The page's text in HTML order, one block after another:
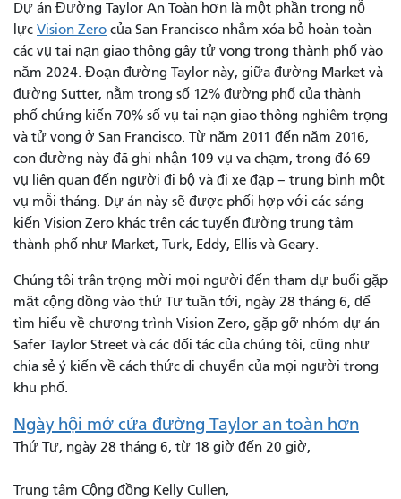
Dự án Đường Taylor An Toàn hơn là một phần trong nỗ
lực Vision Zero của San Francisco nhằm xóa bỏ hoàn toàn
các vụ tai nạn giao thông gây tử vong trong thành phố vào
năm 2024. Đoạn đường Taylor này, giữa đường Market và
đường Sutter, nằm trong số 12% đường phố của thành
phố chứng kiến ​​70% số vụ tai nạn giao thông nghiêm trọng
và tử vong ở San Francisco. Từ năm 2011 đến năm 2016,
con đường này đã ghi nhận 109 vụ va chạm, trong đó 69
vụ liên quan đến người đi bộ và đi xe đạp – trung bình một
vụ mỗi tháng. Dự án này sẽ được phối hợp với các sáng
kiến ​​Vision Zero khác trên các tuyến đường trung tâm
thành phố như Market, Turk, Eddy, Ellis và Geary.
Chúng tôi trân trọng mời mọi người đến tham dự buổi gặp
mặt cộng đồng vào thứ Tư tuần tới, ngày 28 tháng 6, để
tìm hiểu về chương trình Vision Zero, gặp gỡ nhóm dự án
Safer Taylor Street và các đối tác của chúng tôi, cũng như
chia sẻ ý kiến ​​về cách thức di chuyển của mọi người trong
khu phố.
Ngày hội mở cửa đường Taylor an toàn hơn
Thứ Tư, ngày 28 tháng 6, từ 18 giờ đến 20 giờ,
Trung tâm Cộng đồng Kelly Cullen,